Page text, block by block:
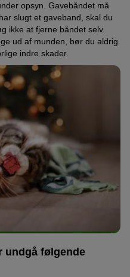
opsyn. Gavebåndet må
slugt et gaveband, skal du
ikke at fjerne båndet selv.
ud af munden, bør du aldrig
indre skader.
undgå følgende